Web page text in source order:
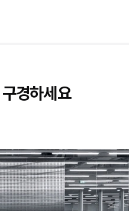
경하세요